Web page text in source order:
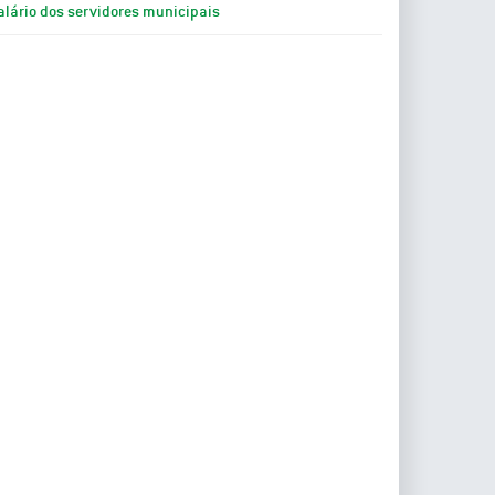
dos servidores municipais